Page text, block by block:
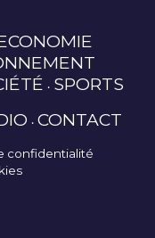
SPORTS
CONTACT
confidentialité